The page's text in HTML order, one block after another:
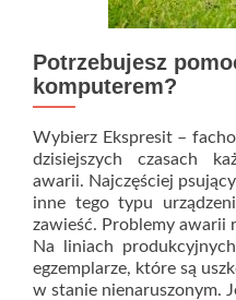
Potrzebujesz
komputerem?
Wybierz Ekspresit –
dzisiejszych czasach
awarii. Najczęściej
inne tego typu
zawieść. Problemy awarii
Na liniach
egzemplarze, które są
w stanie nienaruszonym.